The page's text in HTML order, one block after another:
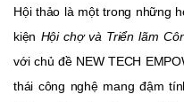
Hội thảo là một trong những
kiện Hội chợ và Triển lãm
với chủ đề NEW TECH
thái công nghệ mang đậm